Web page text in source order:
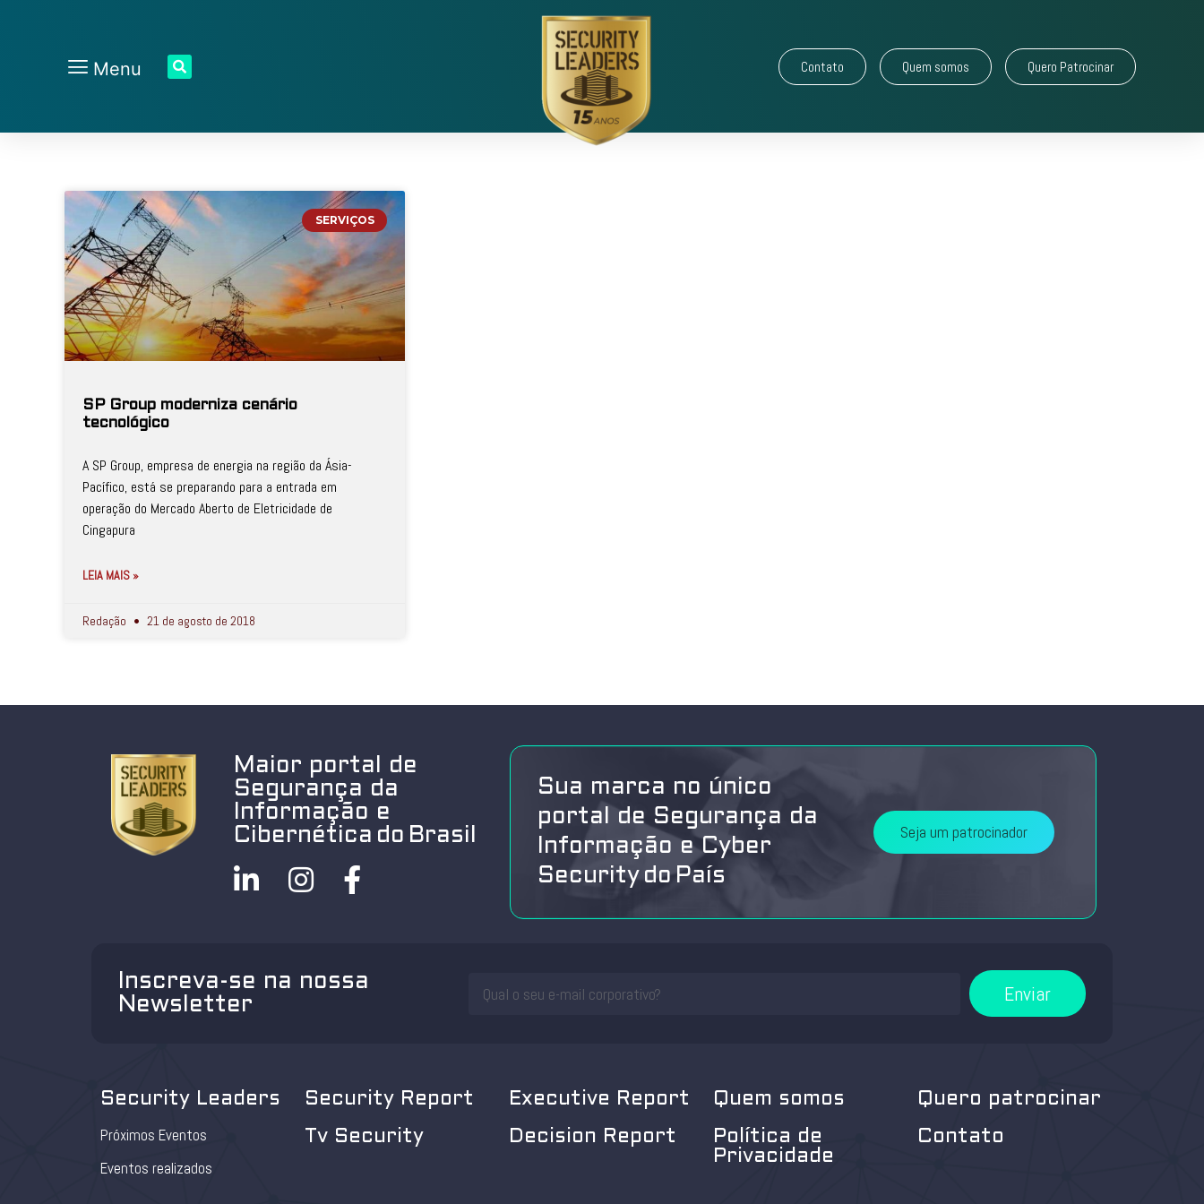
Menu Contato Quem somos Quero Patrocinar
SERVIÇOS
SP Group moderniza cenário
tecnológico
A SP Group, empresa de energia na região da Ásia-
Pacífico, está se preparando para a entrada em
operação do Mercado Aberto de Eletricidade de
Cingapura
LEIA MAIS »
Redação 21 de agosto de 2018
Maior portal de
Segurança da
Informação e
Cibernética do Brasil
Sua marca no único
portal de Segurança da
Informação e Cyber
Security do País
Seja um patrocinador
Inscreva-se na nossa
Newsletter
Enviar
Security Leaders
Próximos Eventos
Eventos realizados
Security Report
Tv Security
Executive Report
Decision Report
Quem somos
Política de
Privacidade
Quero patrocinar
Contato